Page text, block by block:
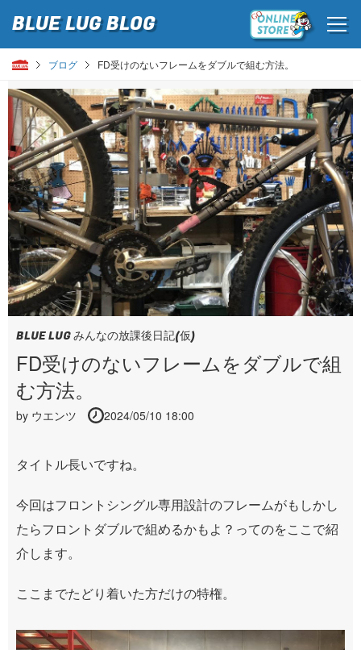
BLUE LUGBLOG
ブログ FD受けのないフレームをダブルで組む方法。
BLUE LUG みんなの放課後日記(仮)
FD受けのないフレームをダブルで組
む方法。
by ウエンツ 2024/05/10 18:00
タイトル長いですね。
今回はフロントシングル専用設計のフレームがもしかし
たらフロントダブルで組めるかもよ？ってのをここで紹
介します。
ここまでたどり着いた方だけの特権。